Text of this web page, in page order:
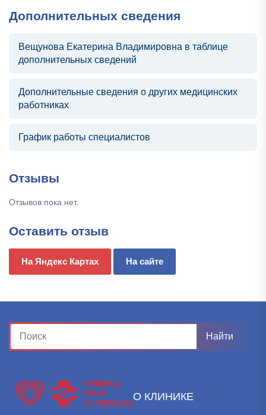
Дополнительных сведения
Вещунова Екатерина Владимировна в таблице
дополнительных сведений
Дополнительные сведения о других медицинских
работниках
График работы специалистов
Отзывы
Отзывов пока нет.
Оставить отзыв
На Яндекс Картах На сайте
О КЛИНИКЕ